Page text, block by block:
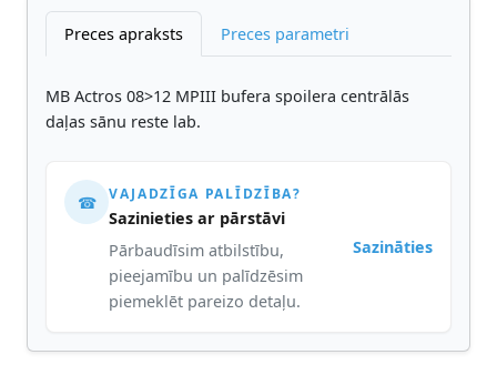
Preces apraksts Preces parametri
MB Actros 08>12 MPIII bufera spoilera centrālās
daļas sānu reste lab.
☎ VAJADZĪGA PALĪDZĪBA?
Sazinieties ar pārstāvi
Pārbaudīsim atbilstību,
pieejamību un palīdzēsim
piemeklēt pareizo detaļu.
Sazināties